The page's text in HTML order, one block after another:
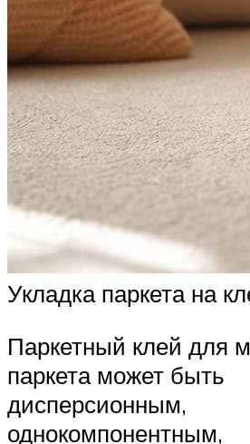
Укладка паркета на
Паркетный клей для
паркета может быть
дисперсионным,
однокомпонентным,